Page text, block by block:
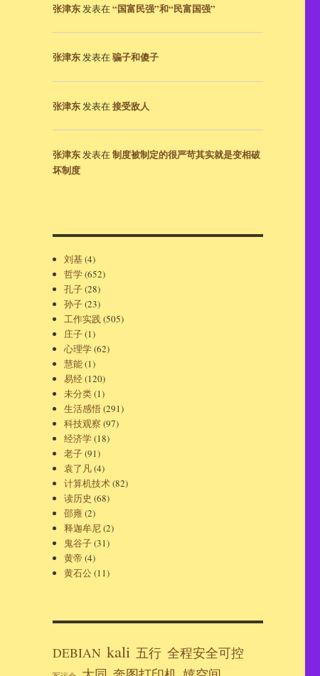
张津东发表在“国富民强”和“民富国强”
张津东发表在骗子和傻子
张津东发表在接受敌人
张津东发表在制度被制定的很严苛其实就是变相破
坏制度
刘基(4)
哲学(652)
孔子(28)
孙子(23)
工作实践(505)
庄子(1)
心理学(62)
慧能(1)
易经(120)
未分类(1)
生活感悟(291)
科技观察 (97)
经济学(18)
老子(91)
袁了凡(4)
计算机技术(82)
读历史 (68)
邵雍(2)
释迦牟尼(2)
鬼谷子(31)
黄帝 (4)
黄石公(11)
DEBIAN kali 五行 全程安全可控